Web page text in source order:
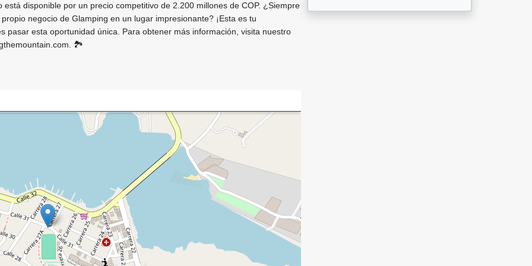
está disponible por un precio competitivo de 2.200 millones de COP. ¿Siempre
negocio de Glamping en un lugar impresionante? ¡Esta es tu
pasar esta oportunidad única. Para obtener más información, visita nuestro
🏞️